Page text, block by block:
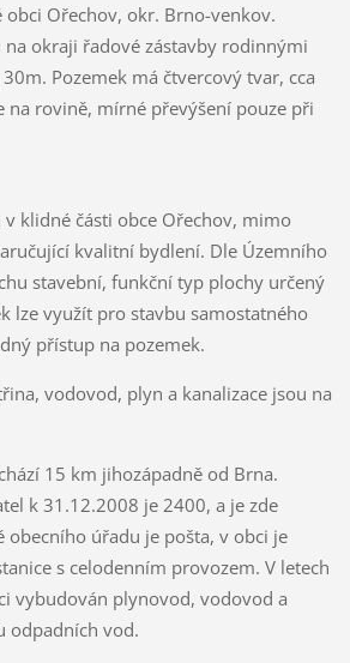
obci Ořechov, okr. Brno-venkov.
na okraji řadové zástavby rodinnými
Pozemek má čtvercový tvar, cca
na rovině, mírné převýšení pouze při
v klidné části obce Ořechov, mimo
kvalitní bydlení. Dle Územního
stavební, funkční typ plochy určený
lze využít pro stavbu samostatného
přístup na pozemek.
vodovod, plyn a kanalizace jsou na
15 km jihozápadně od Brna.
k 31.12.2008 je 2400, a je zde
obecního úřadu je pošta, v obci je
s celodenním provozem. V letech
vybudován plynovod, vodovod a
odpadních vod.